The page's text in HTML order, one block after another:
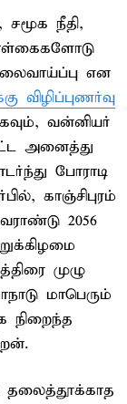
நீதி,
என
விழிப்புணர்வு
வன்னியர்
அனைத்து
போராடி
காஞ்சிபுரம்
2056
முழு
மாபெரும்
நிறைந்த
தலைத்தூக்காத